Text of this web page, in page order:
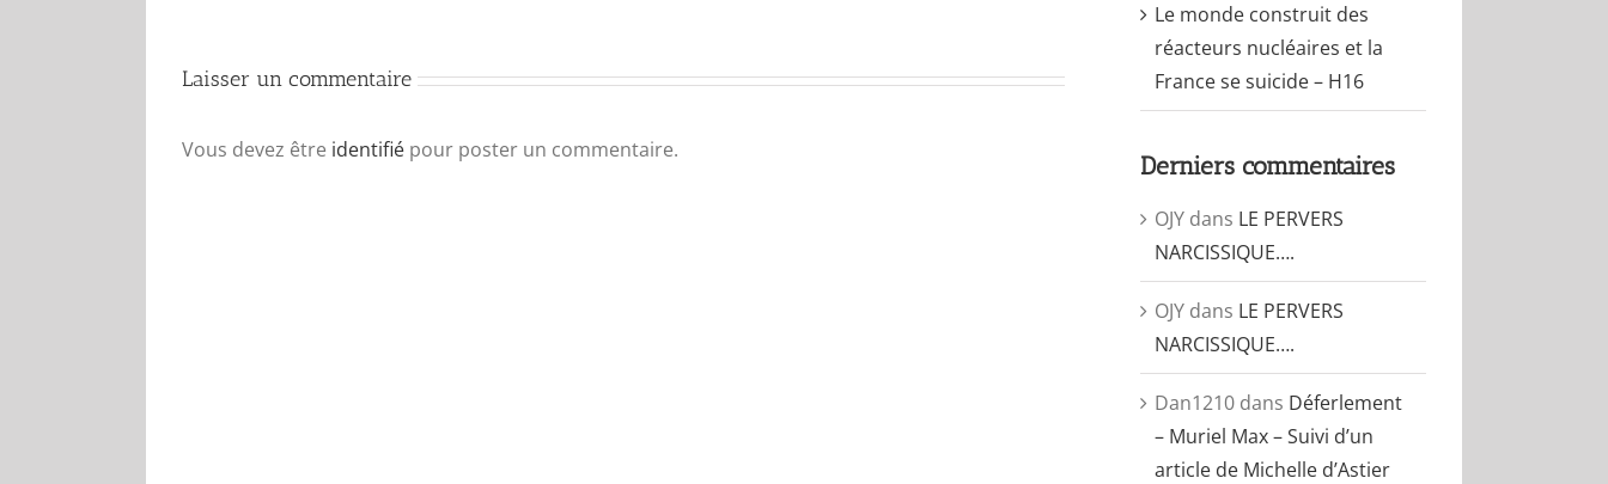
Laisser un commentaire
Vous devez être identifié pour poster un commentaire.
Le monde construit des
réacteurs nucléaires et la
France se suicide – H16
Derniers commentaires
OJYdans LE PERVERS
NARCISSIQUE….
OJYdans LE PERVERS
NARCISSIQUE….
Dan1210dans Déferlement
– Muriel Max – Suivi d’un
article de Michelle d’Astier